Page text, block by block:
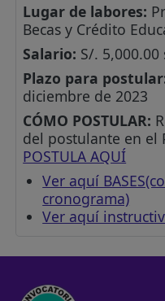
Lugar de labores:
Becas y Crédito
Salario: S/. 5,000.00
Plazo para
diciembre de 2023
CÓMO POSTULAR:
del postulante en el
POSTULA AQUÍ
Ver aquí
cronograma)
Ver aquí